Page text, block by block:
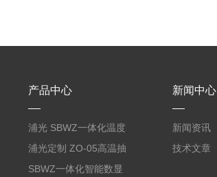
产品中心
浦光 SBWZ一体化温度
变送器传感器 防爆热电
阻PT100 数显远传4-
浦光定制 ZO-05高温抽
气式氧化锆分析仪 防爆
SBWZ一体化智能数显
新闻中心
新闻资讯
技术文章